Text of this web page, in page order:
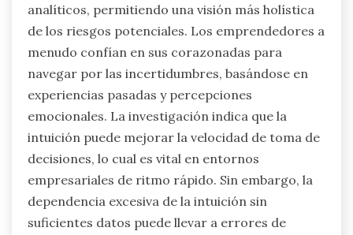
analíticos, permitiendo una visión más holística
de los riesgos potenciales. Los emprendedores a
menudo confían en sus corazonadas para
navegar por las incertidumbres, basándose en
experiencias pasadas y percepciones
emocionales. La investigación indica que la
intuición puede mejorar la velocidad de toma de
decisiones, lo cual es vital en entornos
empresariales de ritmo rápido. Sin embargo, la
dependencia excesiva de la intuición sin
suficientes datos puede llevar a errores de